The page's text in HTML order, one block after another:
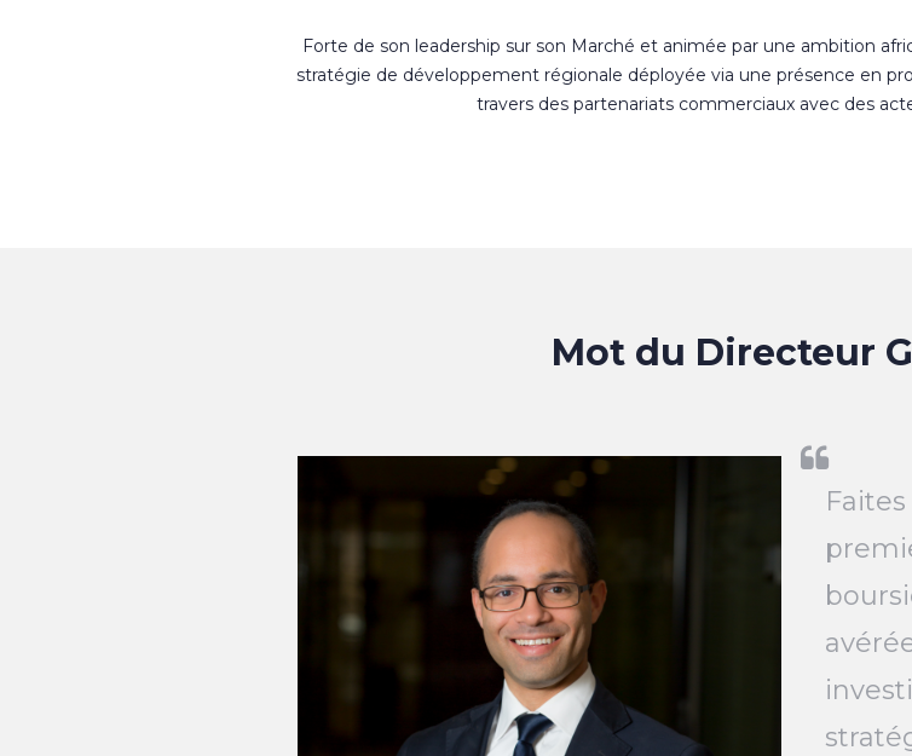
Forte de son leadership sur son Marché et animée par une ambition
stratégie de développement régionale déployée via une présence en
travers des partenariats commerciaux avec des
Mot du Directeur